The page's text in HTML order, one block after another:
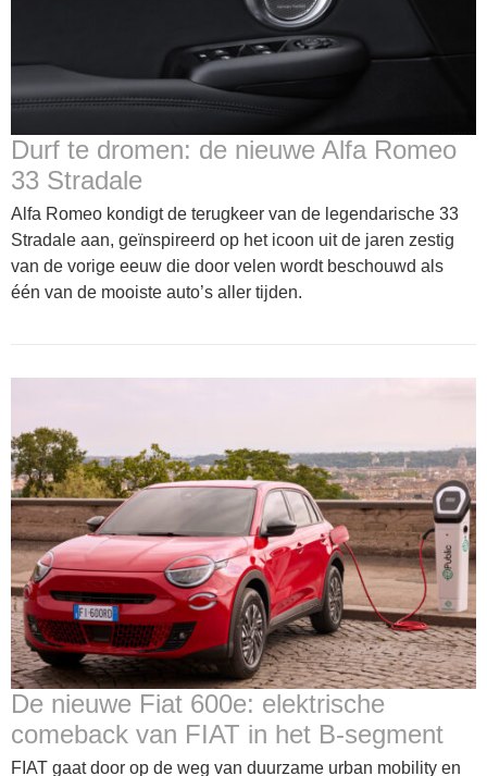
Durf te dromen: de nieuwe Alfa Romeo
33 Stradale
Alfa Romeo kondigt de terugkeer van de legendarische 33
Stradale aan, geïnspireerd op het icoon uit de jaren zestig
van de vorige eeuw die door velen wordt beschouwd als
één van de mooiste auto’s aller tijden.
De nieuwe Fiat 600e: elektrische
comeback van FIAT in het B-segment
FIAT gaat door op de weg van duurzame urban mobility en